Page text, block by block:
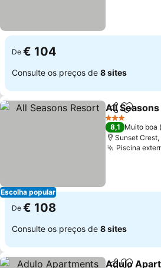
De € 104
Consulte os preços de 8 sites
Escolha popular
Partilhar
All
3 Estrelas
8,1 Muito boa
Sunset
Piscina
De € 108
Consulte os preços de 8 sites
Adulo